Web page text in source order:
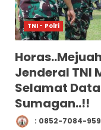
TNI - Polri
Jenderal TNI
Selamat
Sumagan..!!
: 0852-7084-